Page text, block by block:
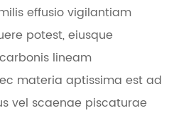
effusio vigilantiam
potest, eiusque
lineam
materia aptissima est ad
vel scaenae piscaturae